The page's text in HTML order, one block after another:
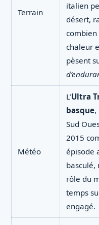
Terrain
italien
désert,
combien
chaleur
pèsent
Météo
L’Ultra
basque,
Sud
2015
épisode
basculé,
rôle du
temps
engagé.